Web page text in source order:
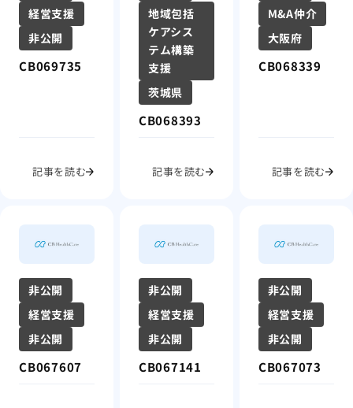
経営支援
非公開
CB069735
記事を読む
地域包括
ケアシス
テム構築
支援
茨城県
CB068393
記事を読む
M&A仲介
大阪府
CB068339
記事を読む
非公開
経営支援
非公開
CB067607
非公開
経営支援
非公開
CB067141
非公開
経営支援
非公開
CB067073